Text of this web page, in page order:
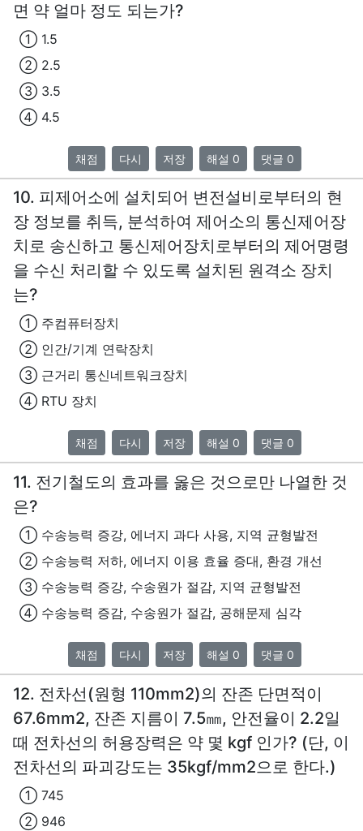
면 약 얼마 정도 되는가?
① 1.5
② 2.5
③ 3.5
④ 4.5
채점 다시 저장 해설 0 댓글 0
10. 피제어소에 설치되어 변전설비로부터의 현
장 정보를 취득, 분석하여 제어소의 통신제어장
치로 송신하고 통신제어장치로부터의 제어명령
을 수신 처리할 수 있도록 설치된 원격소 장치
는?
① 주컴퓨터장치
② 인간/기계 연락장치
③ 근거리 통신네트워크장치
④ RTU 장치
채점 다시 저장 해설 0 댓글 0
11. 전기철도의 효과를 옳은 것으로만 나열한 것
은?
① 수송능력 증강, 에너지 과다 사용, 지역 균형발전
② 수송능력 저하, 에너지 이용 효율 증대, 환경 개선
③ 수송능력 증강, 수송원가 절감, 지역 균형발전
④ 수송능력 증감, 수송원가 절감, 공해문제 심각
채점 다시 저장 해설 0 댓글 0
12. 전차선(원형 110mm2)의 잔존 단면적이
67.6mm2, 잔존 지름이 7.5㎜, 안전율이 2.2일
때 전차선의 허용장력은 약 몇 kgf 인가? (단, 이
전차선의 파괴강도는 35kgf/mm2으로 한다.)
① 745
② 946